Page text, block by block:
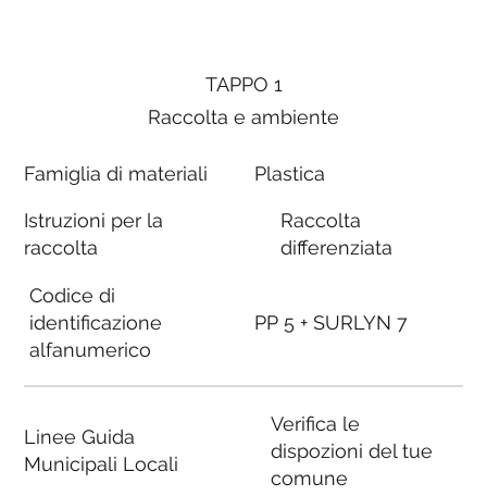
TAPPO 1
Raccolta e ambiente
Famiglia di materiali
Istruzioni per la
raccolta
Codice di
identificazione
alfanumerico
Linee Guida
Municipali Locali
Plastica
Raccolta
differenziata
PP 5 + SURLYN 7
Verifica le
dispozioni del tue
comune